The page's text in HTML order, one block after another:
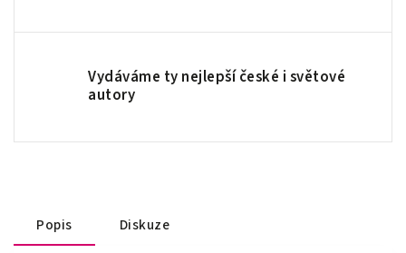
Vydáváme ty nejlepší české i světové
autory
Popis Diskuze